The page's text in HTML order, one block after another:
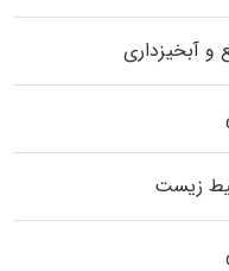
و آبخیزداری
زیست